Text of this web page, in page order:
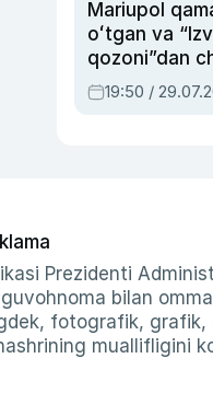
Mariupol
oʻtgan va
qozoni”dan
qahramon —
armiyasi bosh
19:50 /
Prezidenti
bilan
fotografik,
muallifligini